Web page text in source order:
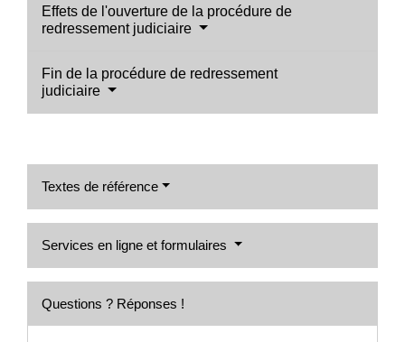
Effets de l'ouverture de la procédure de
redressement judiciaire
Fin de la procédure de redressement
judiciaire
Textes de référence
Services en ligne et formulaires
Questions ? Réponses !